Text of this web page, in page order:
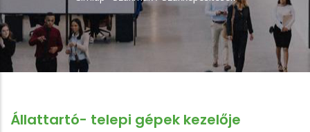
Morzsa
Állattartó- telepi gépek kezelője